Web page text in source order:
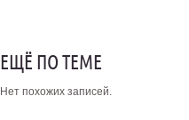
ЕЩЁ ПО ТЕМЕ
Нет похожих записей.